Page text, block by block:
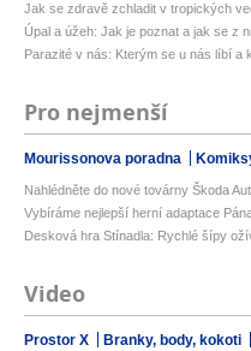
Jak se zdravě zchladit v tropických
Úpal a úžeh: Jak je poznat a jak se z
Parazité v nás: Kterým se u nás líbí a
Pro nejmenší
Mourissonova poradna
Nahlédněte do nové továrny Škoda
Vybíráme nejlepší herní adaptace
Desková hra Stínadla: Rychlé šípy
Video
Prostor X Branky, body, kokoti